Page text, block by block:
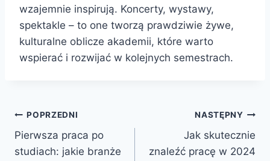
wzajemnie inspirują. Koncerty, wystawy,
spektakle – to one tworzą prawdziwie żywe,
kulturalne oblicze akademii, które warto
wspierać i rozwijać w kolejnych semestrach.
Nawigacja
wpisu
POPRZEDNI
Pierwsza praca po
studiach: jakie branże
NASTĘPNY
Jak skutecznie
znaleźć pracę w 2024